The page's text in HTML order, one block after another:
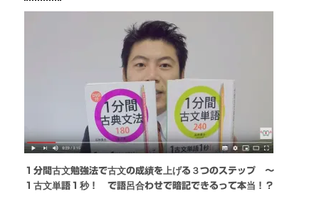
１分間古文勉強法で古文の成績を上げる３つのステップ 〜
１古文単語１秒！ で語呂合わせで暗記できるって本当！？